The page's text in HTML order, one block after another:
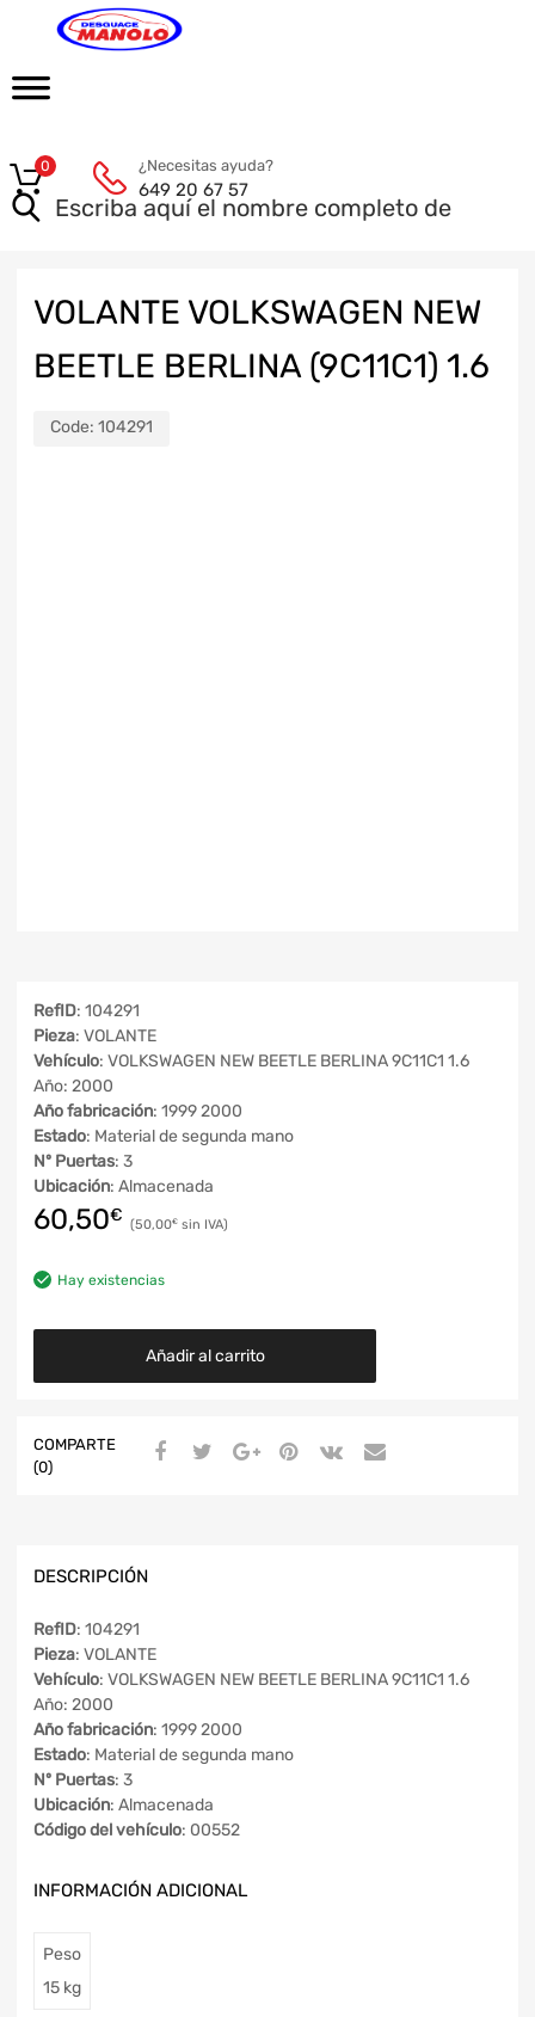
¿Necesitas ayuda?
649 20 67 57
0
VOLANTE VOLKSWAGEN NEW
BEETLE BERLINA (9C11C1) 1.6
Code: 104291
RefID: 104291
Pieza: VOLANTE
Vehículo: VOLKSWAGEN NEW BEETLE BERLINA 9C11C1 1.6
Año: 2000
Año fabricación: 1999 2000
Estado: Material de segunda mano
Nº Puertas: 3
Ubicación: Almacenada
60,50€ 50,00€
Hay existencias
Añadir al carrito
COMPARTE
(0)
DESCRIPCIÓN
RefID: 104291
Pieza: VOLANTE
Vehículo: VOLKSWAGEN NEW BEETLE BERLINA 9C11C1 1.6
Año: 2000
Año fabricación: 1999 2000
Estado: Material de segunda mano
Nº Puertas: 3
Ubicación: Almacenada
Código del vehículo: 00552
INFORMACIÓN ADICIONAL
Peso
15 kg